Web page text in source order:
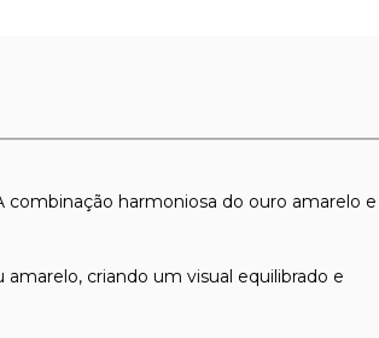
harmoniosa do ouro amarelo e
criando um visual equilibrado e